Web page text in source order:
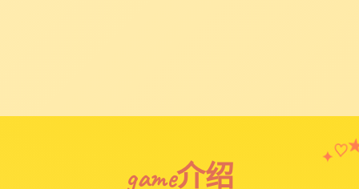
game介绍
✦♡